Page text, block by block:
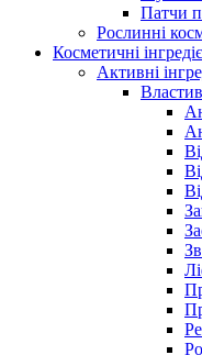
Патчи
Рослинні
Косметичні
Активні